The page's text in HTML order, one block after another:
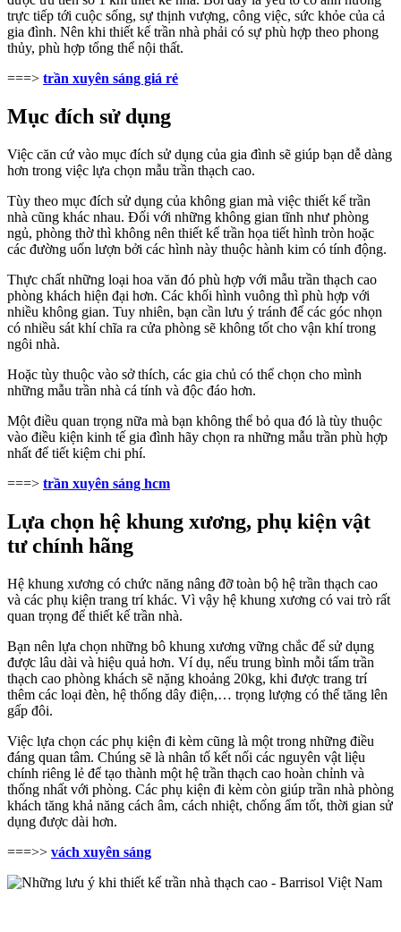
trực tiếp tới cuộc sống, sự thịnh vượng, công việc, sức khỏe của cả
gia đình. Nên khi thiết kế trần nhà phải có sự phù hợp theo phong
thủy, phù hợp tổng thể nội thất.
===> trần xuyên sáng giá rẻ
Mục đích sử dụng
Việc căn cứ vào mục đích sử dụng của gia đình sẽ giúp bạn dễ dàng
hơn trong việc lựa chọn mẫu trần thạch cao.
Tùy theo mục đích sử dụng của không gian mà việc thiết kế trần
nhà cũng khác nhau. Đối với những không gian tĩnh như phòng
ngủ, phòng thờ thì không nên thiết kế trần họa tiết hình tròn hoặc
các đường uốn lượn bởi các hình này thuộc hành kim có tính động.
Thực chất những loại hoa văn đó phù hợp với mẫu trần thạch cao
phòng khách hiện đại hơn. Các khối hình vuông thì phù hợp với
nhiều không gian. Tuy nhiên, bạn cần lưu ý tránh để các góc nhọn
có nhiều sát khí chĩa ra cửa phòng sẽ không tốt cho vận khí trong
ngôi nhà.
Hoặc tùy thuộc vào sở thích, các gia chủ có thể chọn cho mình
những mẫu trần nhà cá tính và độc đáo hơn.
Một điều quan trọng nữa mà bạn không thể bỏ qua đó là tùy thuộc
vào điều kiện kinh tế gia đình hãy chọn ra những mẫu trần phù hợp
nhất để tiết kiệm chi phí.
===> trần xuyên sáng hcm
Lựa chọn hệ khung xương, phụ kiện vật
tư chính hãng
Hệ khung xương có chức năng nâng đỡ toàn bộ hệ trần thạch cao
và các phụ kiện trang trí khác. Vì vậy hệ khung xương có vai trò rất
quan trọng để thiết kế trần nhà.
Bạn nên lựa chọn những bô khung xương vững chắc để sử dụng
được lâu dài và hiệu quả hơn. Ví dụ, nếu trung bình mỗi tấm trần
thạch cao phòng khách sẽ nặng khoảng 20kg, khi được trang trí
thêm các loại đèn, hệ thống dây điện,… trọng lượng có thể tăng lên
gấp đôi.
Việc lựa chọn các phụ kiện đi kèm cũng là một trong những điều
đáng quan tâm. Chúng sẽ là nhân tố kết nối các nguyên vật liệu
chính riêng lẻ để tạo thành một hệ trần thạch cao hoàn chỉnh và
thống nhất với phòng. Các phụ kiện đi kèm còn giúp trần nhà phòng
khách tăng khả năng cách âm, cách nhiệt, chống ẩm tốt, thời gian sử
dụng được dài hơn.
===>> vách xuyên sáng